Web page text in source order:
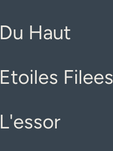
Du Haut
Etoiles Filees
L'essor